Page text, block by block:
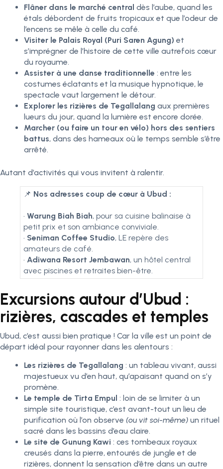
Flâner dans le marché central dès l’aube, quand les
étals débordent de fruits tropicaux et que l’odeur de
l’encens se mêle à celle du café.
Visiter le Palais Royal (Puri Saren Agung) et
s’imprégner de l’histoire de cette ville autrefois cœur
du royaume.
Assister à une danse traditionnelle : entre les
costumes éclatants et la musique hypnotique, le
spectacle vaut largement le détour.
Explorer les rizières de Tegallalang aux premières
lueurs du jour, quand la lumière est encore dorée.
Marcher (ou faire un tour en vélo) hors des sentiers
battus, dans des hameaux où le temps semble s’être
arrêté.
Autant d’activités qui vous invitent à ralentir.
📌 Nos adresses coup de cœur à Ubud :
• Warung Biah Biah, pour sa cuisine balinaise à
petit prix et son ambiance conviviale.
• Seniman Coffee Studio, LE repère des
amateurs de café.
• Adiwana Resort Jembawan, un hôtel central
avec piscines et retraites bien-être.
Excursions autour d’Ubud :
rizières, cascades et temples
Ubud, c’est aussi bien pratique ! Car la ville est un point de
départ idéal pour rayonner dans les alentours :
Les rizières de Tegallalang : un tableau vivant, aussi
majestueux vu d’en haut, qu’apaisant quand on s’y
promène.
Le temple de Tirta Empul : loin de se limiter à un
simple site touristique, c’est avant-tout un lieu de
purification où l’on observe (ou vit soi-même) un rituel
sacré dans les bassins d’eau claire.
Le site de Gunung Kawi : ces tombeaux royaux
creusés dans la pierre, entourés de jungle et de
rizières, donnent la sensation d’être dans un autre